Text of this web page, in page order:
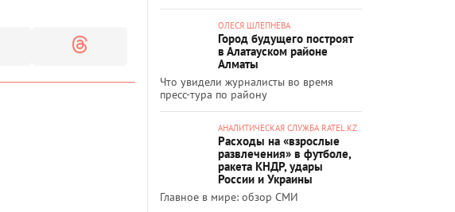
ОЛЕСЯ ШЛЕПНЕВА
Город будущего построят
в Алатауском районе
Алматы
Что увидели журналисты во время
пресс-тура по району
АНАЛИТИЧЕСКАЯ СЛУЖБА RATEL.KZ
Расходы на «взрослые
развлечения» в футболе,
ракета КНДР, удары
России и Украины
Главное в мире: обзор СМИ